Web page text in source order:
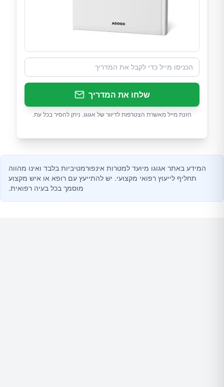
שלחו את המדריך
הזנת מייל מאשרת הצטרפות לדיוור של אגוגו. ניתן להסיר בכל עת.
המידע באתר אגוגו מיועד למטרות אינפורמטיביות בלבד ואינו מהווה
תחליף לייעוץ רפואי מקצועי. יש להתייעץ עם רופא או איש מקצוע
מוסמך בכל בעיה רפואית.